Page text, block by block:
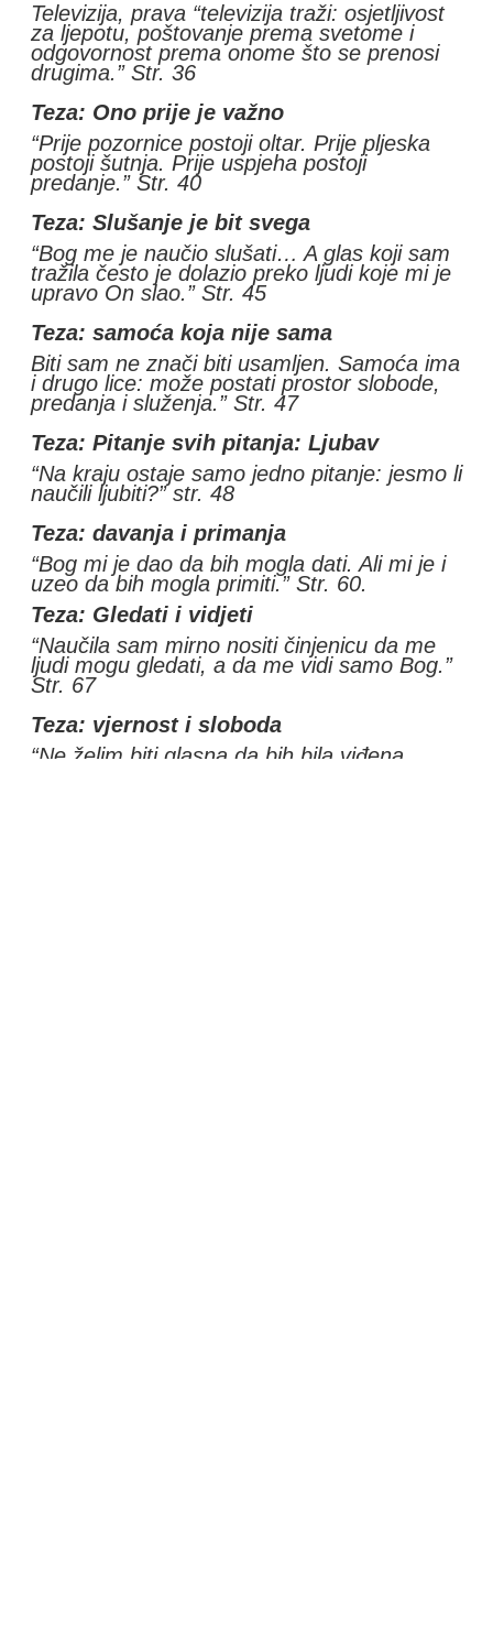
Televizija, prava “televizija traži: osjetljivost
za ljepotu, poštovanje prema svetome i
odgovornost prema onome što se prenosi
drugima.” Str. 36
Teza: Ono prije je važno
“Prije pozornice postoji oltar. Prije pljeska
postoji šutnja. Prije uspjeha postoji
predanje.” Str. 40
Teza: Slušanje je bit svega
“Bog me je naučio slušati… A glas koji sam
tražila često je dolazio preko ljudi koje mi je
upravo On slao.” Str. 45
Teza: samoća koja nije sama
Biti sam ne znači biti usamljen. Samoća ima
i drugo lice: može postati prostor slobode,
predanja i služenja.” Str. 47
Teza: Pitanje svih pitanja: Ljubav
“Na kraju ostaje samo jedno pitanje: jesmo li
naučili ljubiti?” str. 48
Teza: davanja i primanja
“Bog mi je dao da bih mogla dati. Ali mi je i
uzeo da bih mogla primiti.” Str. 60.
Teza: Gledati i vidjeti
“Naučila sam mirno nositi činjenicu da me
ljudi mogu gledati, a da me vidi samo Bog.”
Str. 67
Teza: vjernost i sloboda
“Ne želim biti glasna da bih bila viđena.